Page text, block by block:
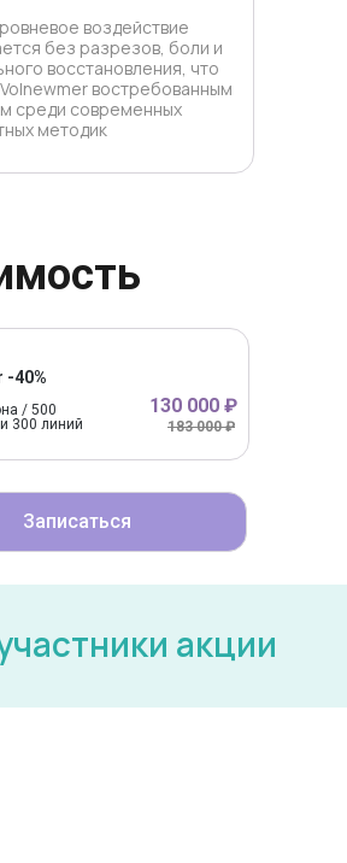
воздействие
без разрезов, боли и
восстановления, что
востребованным
среди современных
методик
Записаться
130 000 ₽
183 000 ₽
/ 500
300 линий
40%
акции